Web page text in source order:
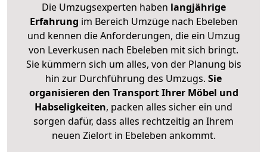
Die Umzugsexperten haben langjährige
Erfahrung im Bereich Umzüge nach Ebeleben
und kennen die Anforderungen, die ein Umzug
von Leverkusen nach Ebeleben mit sich bringt.
Sie kümmern sich um alles, von der Planung bis
hin zur Durchführung des Umzugs. Sie
organisieren den Transport Ihrer Möbel und
Habseligkeiten, packen alles sicher ein und
sorgen dafür, dass alles rechtzeitig an Ihrem
neuen Zielort in Ebeleben ankommt.